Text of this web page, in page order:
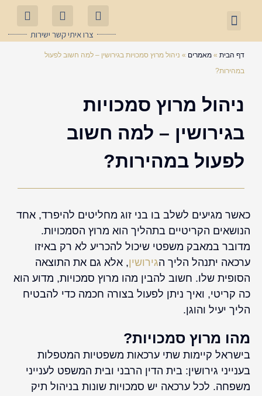
תפריט
צרו איתי קשר ישירות
דף הבית » מאמרים » ניהול מרוץ סמכויות בגירושין – למה חשוב לפעול
במהירות?
ניהול מרוץ סמכויות
בגירושין – למה חשוב
לפעול במהירות?
כאשר מגיעים לשלב בו בני זוג מחליטים להיפרד, אחד
הנושאים הקריטיים בתהליך הוא מרוץ הסמכויות.
מדובר במאבק משפטי שיכול להכריע לא רק באיזו
ערכאה יתנהל הליך הגירושין, אלא גם את התוצאה
הסופית שלו. חשוב להבין מהו מרוץ סמכויות, מדוע הוא
כה קריטי, ואיך ניתן לפעול בצורה חכמה כדי להבטיח
הליך יעיל והוגן.
מהו מרוץ סמכויות?
בישראל קיימות שתי ערכאות משפטיות המטפלות
בענייני גירושין: בית הדין הרבני ובית המשפט לענייני
משפחה. לכל ערכאה יש סמכויות שונות בניהול תיק